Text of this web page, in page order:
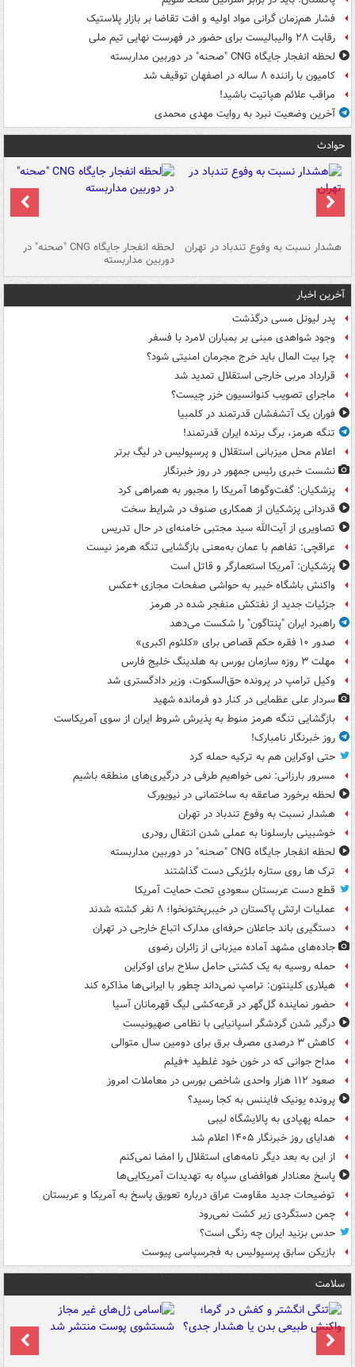
فشار هم‌زمان گرانی مواد اولیه و افت تقاضا بر بازار پلاستیک
رقابت ۲۸ والیبالیست برای حضور در فهرست نهایی تیم ملی
لحظه انفجار جایگاه CNG "صحنه" در دوربین مداربسته
کامیون با راننده ۸ ساله در اصفهان توقیف شد
مراقب علائم هپاتیت باشید!
آخرین وضعیت نبرد به روایت مهدی محمدی
حوادث
هشدار نسبت به وفوع تندباد در تهران لحظه انفجار جایگاه CNG "صحنه" در
دوربین مداربسته
آخرین اخبار
پدر لیونل مسی درگذشت
وجود شواهدی مبنی بر بمباران لامرد با فسفر
چرا بیت المال باید خرج مجرمان امنیتی شود؟
قرارداد مربی خارجی استقلال تمدید شد
ماجرای تصویب کنوانسیون خزر چیست؟
فوران یک آتشفشان قدرتمند در کلمبیا
تنگه هرمز، برگ برنده ایران قدرتمند!
اعلام محل میزبانی استقلال و پرسپولیس در لیگ برتر
نشست خبری رئیس جمهور در روز خبرنگار
پزشکیان: گفت‌وگوها آمریکا را مجبور به همراهی کرد
قدردانی پزشکیان از همکاری صنوف در شرایط سخت
تصاویری از آیت‌الله سید مجتبی خامنه‌ای در حال تدریس
عراقچی: تفاهم با عمان به‌معنی بازگشایی تنگه هرمز نیست
پزشکیان: آمریکا استعمارگر و قاتل است
واکنش باشگاه خیبر به حواشی صفحات مجازی +عکس
جزئیات جدید از نفتکش منفجر شده در هرمز
راهبرد ایران "پنتاگون" را شکست می‌دهد
صدور ۱۰ فقره حکم قصاص برای «کلثوم اکبری»
مهلت ۳ روزه سازمان بورس به هلدینگ خلیج فارس
وکیل ترامپ در پرونده حق‌السکوت، وزیر دادگستری شد
سردار علی عظمایی در کنار دو فرمانده شهید
بازگشایی تنگه هرمز منوط به پذیرش شروط ایران از سوی آمریکاست
روز خبرنگار نامبارک!
حتی اوکراین هم به ترکیه حمله کرد
مسرور بارزانی: نمی خواهیم طرفی در درگیری‌های منطقه باشیم
لحظه برخورد صاعقه به ساختمانی در نیویورک
هشدار نسبت به وفوع تندباد در تهران
خوشبینی بارسلونا به عملی شدن انتقال رودری
لحظه انفجار جایگاه CNG "صحنه" در دوربین مداربسته
ترک ها روی ستاره بلژیکی دست گذاشتند
قطع دست عربستان سعودیِ تحت حمایت آمریکا
عملیات ارتش پاکستان در خیبرپختونخوا؛ ۸ نفر کشته شدند
دستگیری باند جاعلان حرفه‌ای مدارک اتباع خارجی در تهران
جاده‌های مشهد آماده میزبانی از زائران رضوی
حمله روسیه به یک کشتی حامل سلاح برای اوکراین
هیلاری کلینتون: ترامپ نمی‌داند چطور با ایرانی‌ها مذاکره کند
حضور نماینده گل‌گهر در قرعه‌کشی لیگ قهرمانان آسیا
درگیر شدن گردشگر اسپانیایی با نظامی صهیونیست
کاهش ۳ درصدی مصرف برق برای دومین سال متوالی
مداح جوانی که در خون خود غلطید +فیلم
صعود ۱۱۲ هزار واحدی شاخص بورس در معاملات امروز
پرونده یونیک فایننس به کجا رسید؟
حمله پهپادی به پالایشگاه لیبی
هدایای روز خبرنگار ۱۴۰۵ اعلام شد
از این به بعد دیگر نامه‌های استقلال را امضا نمی‌کنم
پاسخ معنادار هوافضای سپاه به تهدیدات آمریکایی‌ها
توضیحات جدید مقاومت عراق درباره تعویق پاسخ به آمریکا و عربستان
چمن دستگردی زیر کشت نمی‌رود
حدس بزنید ایران چه رنگی است؟
بازیکن سابق پرسپولیس به فجرسپاسی پیوست
سلامت